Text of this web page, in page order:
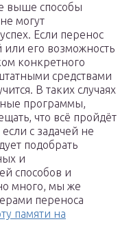
выше способы
могут
Если перенос
его возможность
конкретного
средствами
В таких случаях
программы,
что всё пройдёт
с задачей не
подобрать
и
способов и
много, мы же
переноса
памяти на